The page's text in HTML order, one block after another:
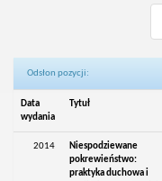
Odsłon pozycji:
Data
wydania
Tytuł
2014
Niespodziewane
pokrewieństwo:
praktyka duchowa i